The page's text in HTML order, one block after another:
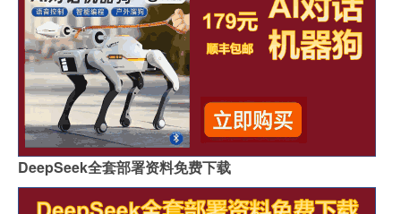
DeepSeek全套部署资料免费下载